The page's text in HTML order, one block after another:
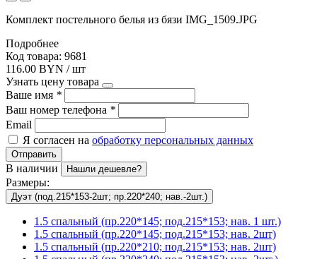
Комплект постельного белья из бязи IMG_1509.JPG
Подробнее
Код товара: 9681
116.00 BYN / шт
Узнать цену товара
Ваше имя *
Ваш номер телефона *
Email
Я согласен на обработку персональных данных
Отправить
В наличии Нашли дешевле?
Размеры:
Дуэт (под.215*153-2шт; пр.220*240; нав.-2шт.)
1.5 спальный (пр.220*145; под.215*153; нав. 1 шт.)
1.5 спальный (пр.220*145; под.215*153; нав. 2шт)
1.5 спальный (пр.220*210; под.215*153; нав. 2шт)